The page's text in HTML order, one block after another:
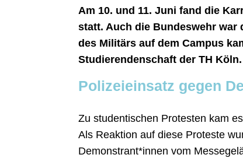
Am 10. und 11. Juni fand die
statt. Auch die Bundeswehr war
des Militärs auf dem Campus
Studierendenschaft der TH Köln.
Polizeieinsatz gegen
Zu studentischen Protesten kam
Als Reaktion auf diese Proteste
Demonstrant*innen vom